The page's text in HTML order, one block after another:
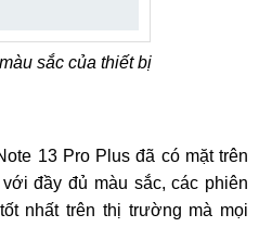
sắc của thiết bị
13 Pro Plus đã có mặt trên
đầy đủ màu sắc, các phiên
nhất trên thị trường mà mọi